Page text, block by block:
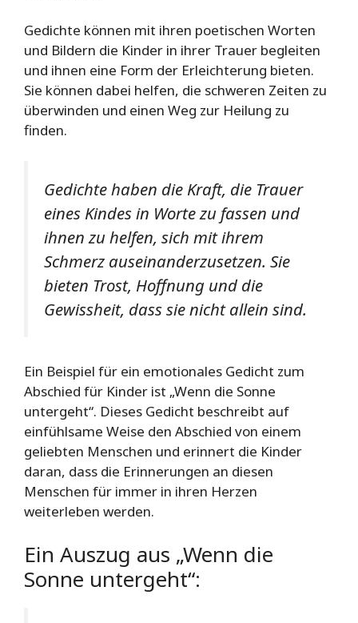
Gedichte können mit ihren poetischen Worten
und Bildern die Kinder in ihrer Trauer begleiten
und ihnen eine Form der Erleichterung bieten.
Sie können dabei helfen, die schweren Zeiten zu
überwinden und einen Weg zur Heilung zu
finden.
Gedichte haben die Kraft, die Trauer
eines Kindes in Worte zu fassen und
ihnen zu helfen, sich mit ihrem
Schmerz auseinanderzusetzen. Sie
bieten Trost, Hoffnung und die
Gewissheit, dass sie nicht allein sind.
Ein Beispiel für ein emotionales Gedicht zum
Abschied für Kinder ist „Wenn die Sonne
untergeht“. Dieses Gedicht beschreibt auf
einfühlsame Weise den Abschied von einem
geliebten Menschen und erinnert die Kinder
daran, dass die Erinnerungen an diesen
Menschen für immer in ihren Herzen
weiterleben werden.
Ein Auszug aus „Wenn die
Sonne untergeht“: